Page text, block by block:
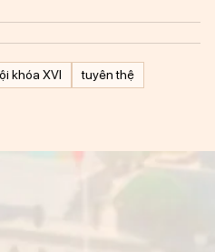
khóa XVI
tuyên thệ